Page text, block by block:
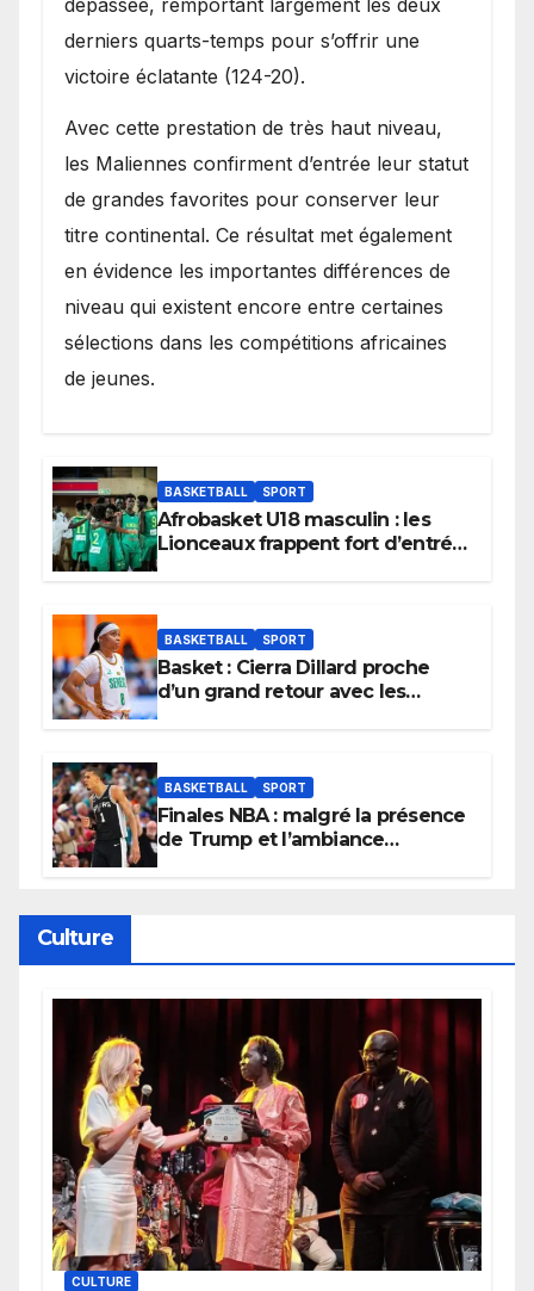
dépassée, remportant largement les deux
derniers quarts-temps pour s’offrir une
victoire éclatante (124-20).
Avec cette prestation de très haut niveau,
les Maliennes confirment d’entrée leur statut
de grandes favorites pour conserver leur
titre continental. Ce résultat met également
en évidence les importantes différences de
niveau qui existent encore entre certaines
sélections dans les compétitions africaines
de jeunes.
BASKETBALL SPORT
Afrobasket U18 masculin : les
Lionceaux frappent fort d’entrée
BASKETBALL SPORT
Basket : Cierra Dillard proche
d’un grand retour avec les
BASKETBALL SPORT
Finales NBA : malgré la présence
de Trump et l’ambiance
Culture
CULTURE